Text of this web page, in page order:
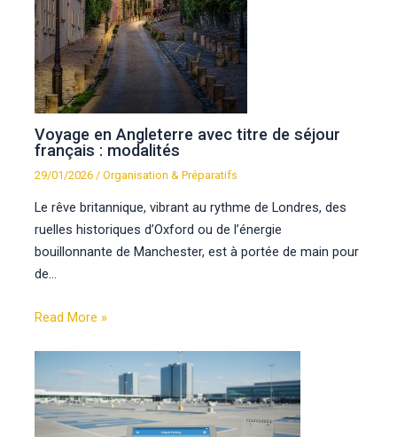
Voyage en Angleterre avec titre de séjour
français : modalités
29/01/2026 /Organisation & Préparatifs
Le rêve britannique, vibrant au rythme de Londres, des
ruelles historiques d’Oxford ou de l’énergie
bouillonnante de Manchester, est à portée de main pour
de…
Read More »